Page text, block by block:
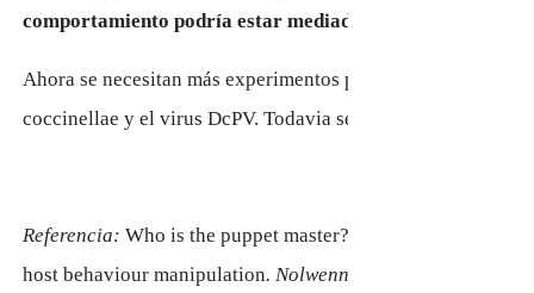
comportamiento podría estar mediada por simbiontes.
Ahora se necesitan más experimentos para caracterizar la
coccinellae y el virus DcPV. Todavia se desconoce si la
Referencia: Who is the puppet master? Replication of a
host behaviour manipulation. Nolwenn M. Dheilly. (2015)